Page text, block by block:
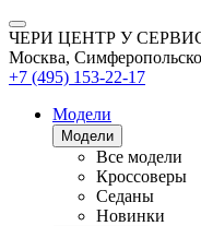
ЧЕРИ ЦЕНТР У
Москва,
+7 (495) 153-22-17
Модели
Модели
Все модели
Кроссоверы
Седаны
Новинки